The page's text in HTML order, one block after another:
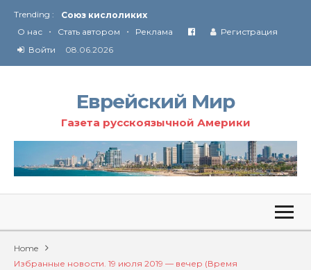
Trending :
Технология Революции в Иране
О нас • Стать автором • Реклама
Регистрация
Войти
08.06.2026
Еврейский Мир
Газета русскоязычной Америки
Home
Избранные новости. 19 июля 2019 — вечер (Время